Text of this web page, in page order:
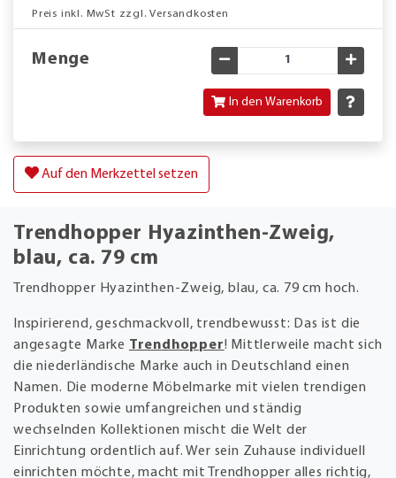
Preis inkl. MwSt zzgl. Versandkosten
Menge Gewünschte Menge
In den Warenkorb
Auf den Merkzettel setzen
Trendhopper Hyazinthen-Zweig,
blau, ca. 79 cm
Trendhopper Hyazinthen-Zweig, blau, ca. 79 cm hoch.
Inspirierend, geschmackvoll, trendbewusst: Das ist die
angesagte Marke Trendhopper! Mittlerweile macht sich
die niederländische Marke auch in Deutschland einen
Namen. Die moderne Möbelmarke mit vielen trendigen
Produkten sowie umfangreichen und ständig
wechselnden Kollektionen mischt die Welt der
Einrichtung ordentlich auf. Wer sein Zuhause individuell
einrichten möchte, macht mit Trendhopper alles richtig,